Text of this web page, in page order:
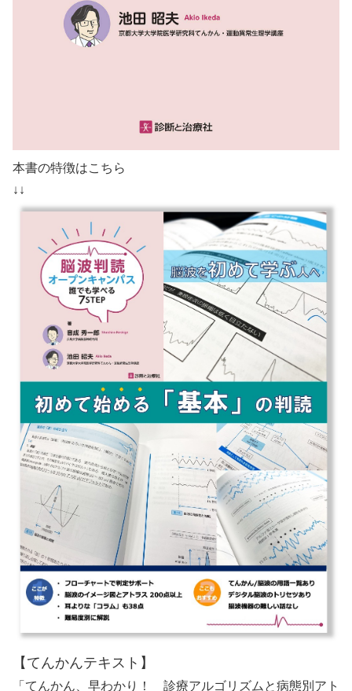
本書の特徴はこちら
↓↓
【てんかんテキスト】
「てんかん、早わかり！ 診療アルゴリズムと病態別アト